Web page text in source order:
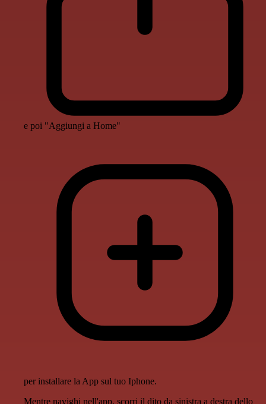
e poi "Aggiungi a Home"
per installare la App sul tuo Iphone.
Mentre navighi nell'app, scorri il dito da sinistra a destra dello